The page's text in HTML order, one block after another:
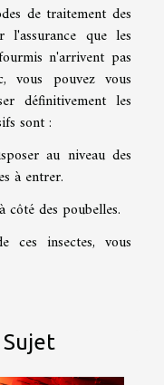
de traitement des
que les
n'arrivent pas
vous pouvez vous
définitivement les
sont :
au niveau des
à entrer.
côté des poubelles.
ces insectes, vous